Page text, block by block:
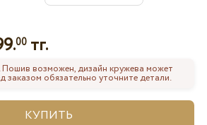
00тг.
возможен, дизайн кружева может
заказом обязательно уточните детали.